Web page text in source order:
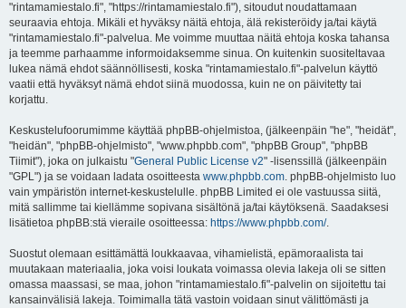
"rintamamiestalo.fi", "https://rintamamiestalo.fi"), sitoudut noudattamaan
seuraavia ehtoja. Mikäli et hyväksy näitä ehtoja, älä rekisteröidy ja/tai käytä
"rintamamiestalo.fi"-palvelua. Me voimme muuttaa näitä ehtoja koska tahansa
ja teemme parhaamme informoidaksemme sinua. On kuitenkin suositeltavaa
lukea nämä ehdot säännöllisesti, koska "rintamamiestalo.fi"-palvelun käyttö
vaatii että hyväksyt nämä ehdot siinä muodossa, kuin ne on päivitetty tai
korjattu.
Keskustelufoorumimme käyttää phpBB-ohjelmistoa, (jälkeenpäin "he", "heidät",
"heidän", "phpBB-ohjelmisto", "www.phpbb.com", "phpBB Group", "phpBB
Tiimit"), joka on julkaistu "General Public License v2" -lisenssillä (jälkeenpäin
"GPL") ja se voidaan ladata osoitteesta www.phpbb.com. phpBB-ohjelmisto luo
vain ympäristön internet-keskustelulle. phpBB Limited ei ole vastuussa siitä,
mitä sallimme tai kiellämme sopivana sisältönä ja/tai käytöksenä. Saadaksesi
lisätietoa phpBB:stä vieraile osoitteessa: https://www.phpbb.com/.
Suostut olemaan esittämättä loukkaavaa, vihamielistä, epämoraalista tai
muutakaan materiaalia, joka voisi loukata voimassa olevia lakeja oli se sitten
omassa maassasi, se maa, johon "rintamamiestalo.fi"-palvelin on sijoitettu tai
kansainvälisiä lakeja. Toimimalla tätä vastoin voidaan sinut välittömästi ja